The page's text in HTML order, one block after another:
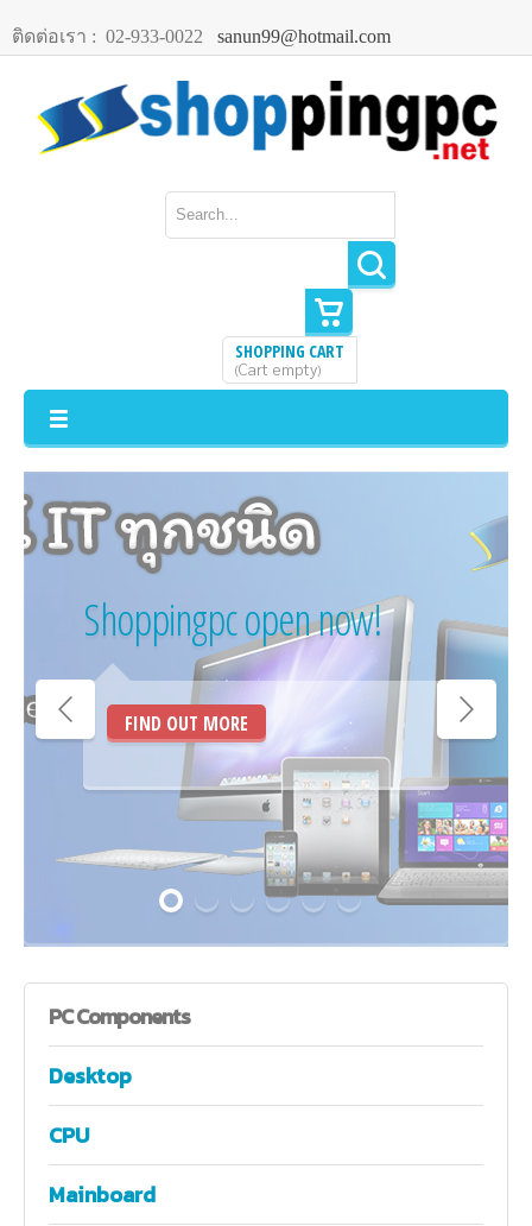
ติดต่อเรา : 02-933-0022 sanun99@hotmail.com
SHOPPING CART
(Cart empty)
Shoppingpc open now!
FIND OUT MORE
PCComponents
Desktop
CPU
Mainboard